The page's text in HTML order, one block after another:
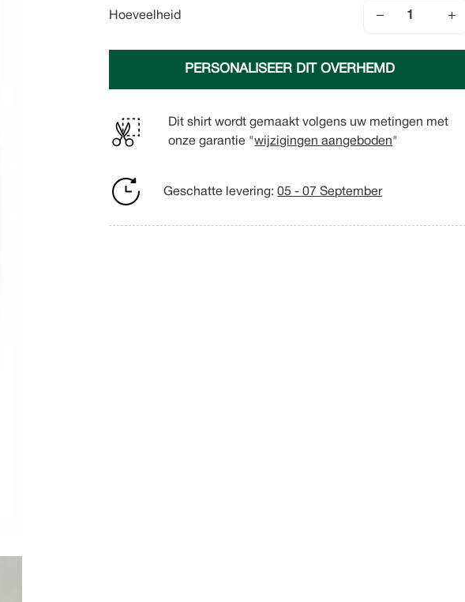
Hoeveelheid − +
PERSONALISEER DIT OVERHEMD
Dit shirt wordt gemaakt volgens uw metingen met
onze garantie "wijzigingen aangeboden"
Geschatte levering:05 - 07 September